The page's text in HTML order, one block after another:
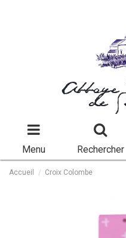
Abbaye
de
Menu Rechercher
Accueil Croix Colombe